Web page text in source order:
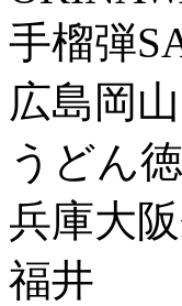
手榴弾
広島岡
うどん
兵庫大
福井